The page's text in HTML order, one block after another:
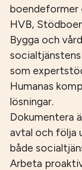
boendeformer
HVB,
Bygga och
som
Humanas
lösningar.
Dokumentera
avtal och följa
både
Arbeta